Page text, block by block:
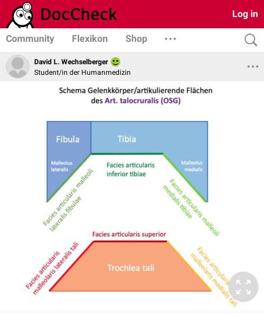
Log in
Community Flexikon Shop
David L. Wechselberger
Student/in der Humanmedizin